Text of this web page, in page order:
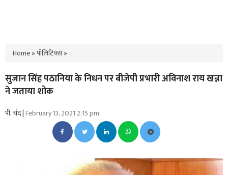
Home»पॉलिटिक्स»
सुजान सिंह पठानिया के निधन पर बीजेपी प्रभारी अविनाश राय खन्ना
ने जताया शोक
पी. चंद |February 13, 2021 2:15 pm